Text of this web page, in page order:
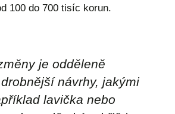
100 do 700 tisíc korun.
je odděleně
návrhy, jakými
lavička nebo